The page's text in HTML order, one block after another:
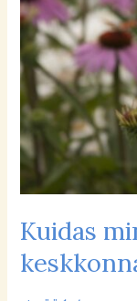
Kuidas
saan
oma
aias
keskkonna
jalajälge
vähendada